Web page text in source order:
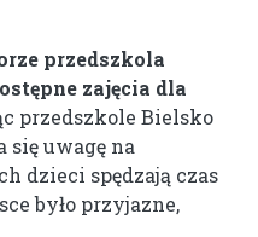
przedszkola
zajęcia dla
przedszkole Bielsko
się uwagę na
dzieci spędzają czas
było przyjazne,